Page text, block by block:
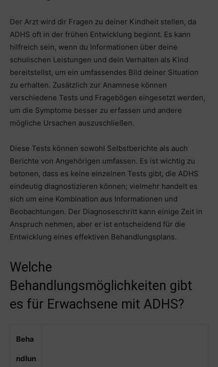
Der Arzt wird dir Fragen zu deiner Kindheit stellen, da
ADHS oft in der frühen Entwicklung beginnt. Es kann
hilfreich sein, wenn du Informationen über deine
schulischen Leistungen und dein Verhalten als Kind
bereitstellst, um ein umfassendes Bild deiner Situation
zu erhalten. Zusätzlich zur Anamnese können
verschiedene Tests und Fragebögen eingesetzt werden,
um die Symptome besser zu erfassen und andere
mögliche Ursachen auszuschließen.
Diese Tests können sowohl Selbstberichte als auch
Berichte von Angehörigen umfassen. Es ist wichtig zu
betonen, dass es keine einzelnen Tests gibt, die ADHS
eindeutig diagnostizieren können; vielmehr handelt es
sich um eine Kombination aus Informationen und
Beobachtungen. Der Diagnoseschritt kann einige Zeit in
Anspruch nehmen, aber er ist entscheidend für die
Entwicklung eines effektiven Behandlungsplans.
Welche
Behandlungsmöglichkeiten gibt
es für Erwachsene mit ADHS?
Beha
ndlun